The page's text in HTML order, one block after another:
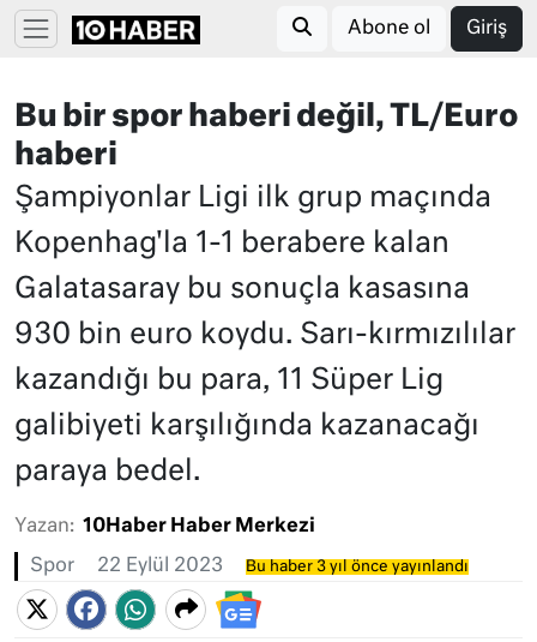
Abone ol Giriş
Bu bir spor haberi değil, TL/Euro
haberi
Şampiyonlar Ligi ilk grup maçında
Kopenhag'la 1-1 berabere kalan
Galatasaray bu sonuçla kasasına
930 bin euro koydu. Sarı-kırmızılılar
kazandığı bu para, 11 Süper Lig
galibiyeti karşılığında kazanacağı
paraya bedel.
Yazan: 10Haber Haber Merkezi
Spor 22 Eylül 2023 Bu haber 3 yıl önce yayınlandı